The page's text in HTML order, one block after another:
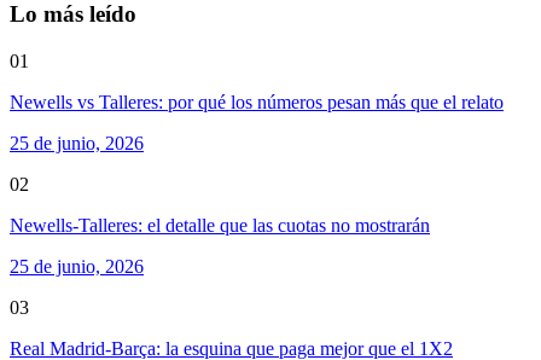
Lo más leído
01
Newells vs Talleres: por qué los números pesan más que el relato
25 de junio, 2026
02
Newells-Talleres: el detalle que las cuotas no mostrarán
25 de junio, 2026
03
Real Madrid-Barça: la esquina que paga mejor que el 1X2